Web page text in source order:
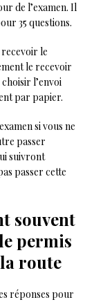
de l’examen. Il
35 questions.
le
le recevoir
l’envoi
par papier.
si vous ne
passer
suivront
passer cette
souvent
permis
route
réponses pour